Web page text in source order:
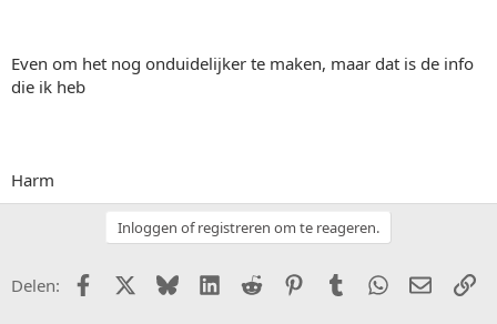
Even om het nog onduidelijker te maken, maar dat is de info
die ik heb
Harm
Inloggen of registreren om te reageren.
Delen: FacebookX (Twitter)
BlueskyLinkedIn
Reddit PinterestTumblr WhatsApp
E-mail